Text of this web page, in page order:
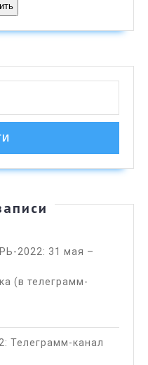
2022: 31 мая –
(в телеграмм-
Телеграмм-канал